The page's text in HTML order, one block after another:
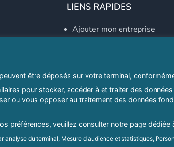
LIENS RAPIDES
Ajouter mon entreprise
Explorer par secteurs
Explorer par willayas
Le Guide D'Alger, guide-
légales| Conditions générales d'utilisation|Politique
être déposés sur votre terminal,
pour stocker, accéder à et traiter des
ou vous opposer au traitement des données
préférences, veuillez consulter notre page dédiée
du terminal, Mesure d'audience et statistiques,